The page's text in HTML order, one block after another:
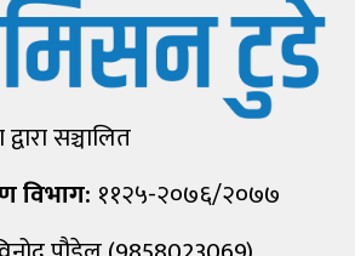
सञ्चालित
विभाग: ११२५-२०७६/२०७७